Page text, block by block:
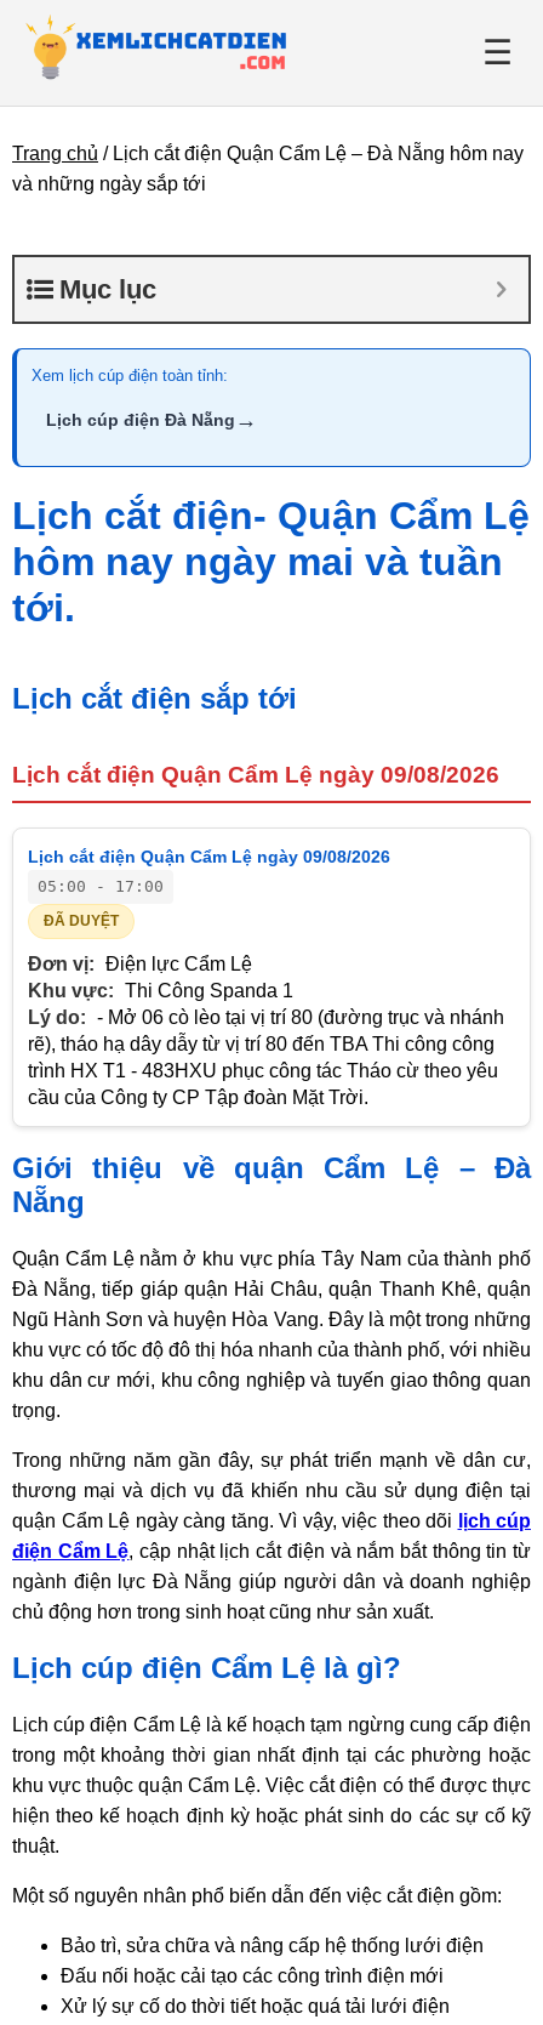
☰
Giới thiệu
Tin tức
Trang chủ / Lịch cắt điện Quận Cẩm Lệ – Đà Nẵng hôm nay
và những ngày sắp tới
Mục lục
Xem lịch cúp điện toàn tỉnh:
Lịch cúp điện Đà Nẵng →
Lịch cắt điện- Quận Cẩm Lệ
hôm nay ngày mai và tuần
tới.
Lịch cắt điện sắp tới
Lịch cắt điện Quận Cẩm Lệ ngày 09/08/2026
Lịch cắt điện Quận Cẩm Lệ ngày 09/08/2026
05:00 - 17:00
ĐÃ DUYỆT
Đơn vị: Điện lực Cẩm Lệ
Khu vực: Thi Công Spanda 1
Lý do: - Mở 06 cò lèo tại vị trí 80 (đường trục và nhánh
rẽ), tháo hạ dây dẫy từ vị trí 80 đến TBA Thi công công
trình HX T1 - 483HXU phục công tác Tháo cừ theo yêu
cầu của Công ty CP Tập đoàn Mặt Trời.
Giới thiệu về quận Cẩm Lệ – Đà
Nẵng
Quận Cẩm Lệ nằm ở khu vực phía Tây Nam của thành phố
Đà Nẵng, tiếp giáp quận Hải Châu, quận Thanh Khê, quận
Ngũ Hành Sơn và huyện Hòa Vang. Đây là một trong những
khu vực có tốc độ đô thị hóa nhanh của thành phố, với nhiều
khu dân cư mới, khu công nghiệp và tuyến giao thông quan
trọng.
Trong những năm gần đây, sự phát triển mạnh về dân cư,
thương mại và dịch vụ đã khiến nhu cầu sử dụng điện tại
quận Cẩm Lệ ngày càng tăng. Vì vậy, việc theo dõi
lịch cúp
điện Cẩm Lệ, cập nhật lịch cắt điện và nắm bắt thông tin từ
ngành điện lực Đà Nẵng giúp người dân và doanh nghiệp
chủ động hơn trong sinh hoạt cũng như sản xuất.
Lịch cúp điện Cẩm Lệ là gì?
Lịch cúp điện Cẩm Lệ là kế hoạch tạm ngừng cung cấp điện
trong một khoảng thời gian nhất định tại các phường hoặc
khu vực thuộc quận Cẩm Lệ. Việc cắt điện có thể được thực
hiện theo kế hoạch định kỳ hoặc phát sinh do các sự cố kỹ
thuật.
Một số nguyên nhân phổ biến dẫn đến việc cắt điện gồm:
Bảo trì, sửa chữa và nâng cấp hệ thống lưới điện
Đấu nối hoặc cải tạo các công trình điện mới
Xử lý sự cố do thời tiết hoặc quá tải lưới điện